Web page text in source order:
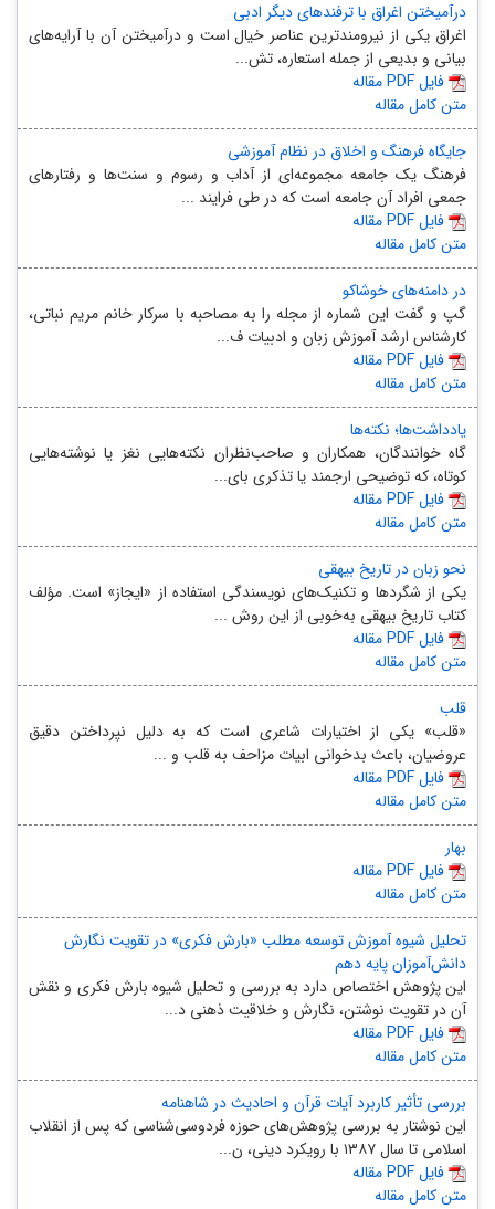
درآمیختن اغراق با ترفندهای دیگر ادبی
اغراق یکی از نیرومندترین عناصر خیال است و درآمیختن آن با آرایه‌های
بیانی و بدیعی از جمله استعاره، تش...
مقاله PDF فایل
متن کامل مقاله
جایگاه فرهنگ و اخلاق در نظام آموزشی
فرهنگ یک جامعه مجموعه‌ای از آداب و رسوم و سنت‌ها و رفتارهای
جمعی افراد آن جامعه است که در طی فرایند ...
مقاله PDF فایل
متن کامل مقاله
در دامنه‌های خوشاکو
گپ و گفت این شماره از مجله را به مصاحبه با سرکار خانم مریم نباتی،
کارشناس ارشد آموزش زبان و ادبیات ف...
مقاله PDF فایل
متن کامل مقاله
یادداشت‌ها؛ نکته‌ها
گاه خوانندگان، همکاران و صاحب‌نظران نکته‌هایی نغز یا نوشته‌هایی
کوتاه، که توضیحی ارجمند یا تذکری بای...
مقاله PDF فایل
متن کامل مقاله
نحو زبان در تاریخ بیهقی
یکی از شگردها و تکنیک‌های نویسندگی استفاده از «ایجاز» است. مؤلف
کتاب تاریخ بیهقی به‌خوبی از این روش ...
مقاله PDF فایل
متن کامل مقاله
قلب
«قلب» یکی از اختیارات شاعری است که به دلیل نپرداختن دقیق
عروضیان، باعث بدخوانی ابیات مزاحف به قلب و ...
مقاله PDF فایل
متن کامل مقاله
بهار
مقاله PDF فایل
متن کامل مقاله
تحلیل شیوه آموزش توسعه مطلب «بارش فکری» در تقویت نگارش
دانش‌آموزان پایه دهم
این پژوهش اختصاص دارد به بررسی و تحلیل شیوه بارش فکری و نقش
آن در تقویت نوشتن، نگارش و خلاقیت ذهنی د...
مقاله PDF فایل
متن کامل مقاله
بررسی تأثیر کاربرد آیات قرآن و احادیث در شاهنامه
این نوشتار به بررسی پژوهش‌های حوزه فردوسی‌شناسی که پس از انقلاب
اسلامی تا سال ۱۳۸۷ با رویکرد دینی، ن...
مقاله PDF فایل
متن کامل مقاله